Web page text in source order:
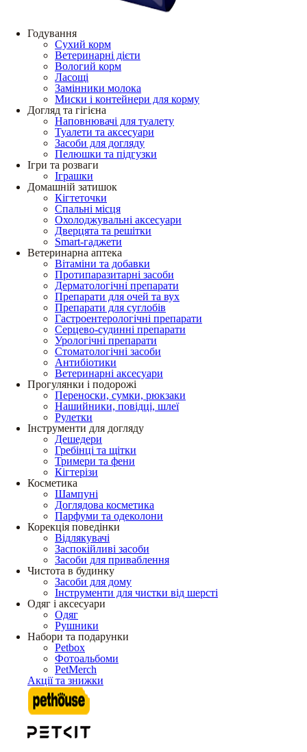
Годування
Сухий корм
Ветеринарні дієти
Вологий корм
Ласощі
Замінники молока
Миски і контейнери для корму
Догляд та гігієна
Наповнювачі для туалету
Туалети та аксесуари
Засоби для догляду
Пелюшки та підгузки
Ігри та розваги
Іграшки
Домашній затишок
Кігтеточки
Спальні місця
Охолоджувальні аксесуари
Дверцята та решітки
Smart-гаджети
Ветеринарна аптека
Вітаміни та добавки
Протипаразитарні засоби
Дерматологічні препарати
Препарати для очей та вух
Препарати для суглобів
Гастроентерологічні препарати
Серцево-судинні препарати
Урологічні препарати
Стоматологічні засоби
Антибіотики
Ветеринарні аксесуари
Прогулянки і подорожі
Переноски, сумки, рюкзаки
Нашийники, повідці, шлеї
Рулетки
Інструменти для догляду
Дешедери
Гребінці та щітки
Тримери та фени
Кігтерізи
Косметика
Шампуні
Доглядова косметика
Парфуми та одеколони
Корекція поведінки
Відлякувачі
Заспокійливі засоби
Засоби для приваблення
Чистота в будинку
Засоби для дому
Інструменти для чистки від шерсті
Одяг і аксесуари
Одяг
Рушники
Набори та подарунки
Petbox
Фотоальбоми
PetMerch
Акції та знижки